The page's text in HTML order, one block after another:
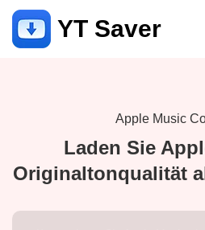
YT Saver
Hilfecenter
FAQs zu Konto, Zahlung, Produkt
Kontaktiere uns
Apple Music
Laden Sie
Originaltonqualität